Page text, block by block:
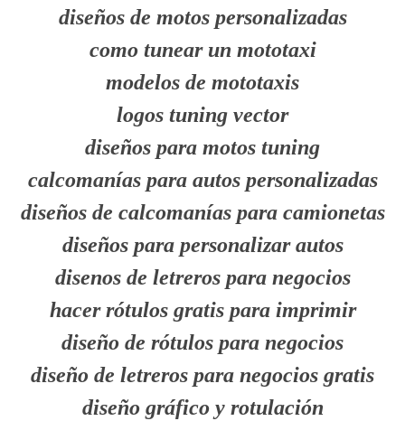
diseños de motos personalizadas
como tunear un mototaxi
modelos de mototaxis
logos tuning vector
diseños para motos tuning
calcomanías para autos personalizadas
diseños de calcomanías para camionetas
diseños para personalizar autos
disenos de letreros para negocios
hacer rótulos gratis para imprimir
diseño de rótulos para negocios
diseño de letreros para negocios gratis
diseño gráfico y rotulación